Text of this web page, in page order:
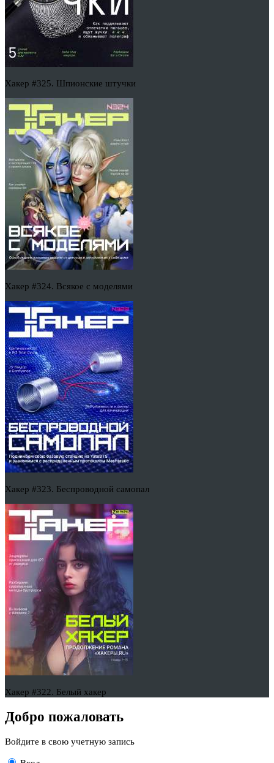
Хакер #325. Шпионские штучки
Хакер #324. Всякое с моделями
Хакер #323. Беспроводной самопал
Хакер #322. Белый хакер
Добро пожаловать
Войдите в свою учетную запись